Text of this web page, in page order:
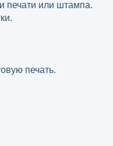
печати или штампа.
печать.